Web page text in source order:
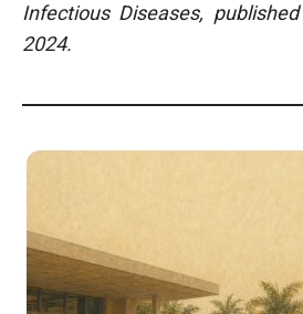
Infectious Diseases,
2024.